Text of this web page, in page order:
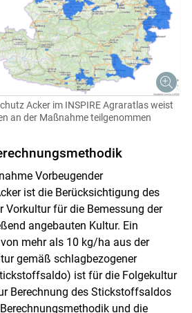
Acker im INSPIRE Agraratlas weist
an der Maßnahme teilgenommen
Vorbeugender
ist die Berücksichtigung des
Vorkultur für die Bemessung der
angebauten Kultur. Ein
mehr als 10 kg/ha aus der
gemäß schlagbezogener
ist für die Folgekultur
Berechnung des Stickstoffsaldos
und die